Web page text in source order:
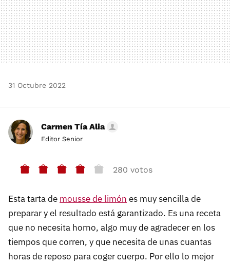
31 Octubre 2022
Carmen Tía Alia
Editor Senior
280 votos
Esta tarta de mousse de limón es muy sencilla de
preparar y el resultado está garantizado. Es una receta
que no necesita horno, algo muy de agradecer en los
tiempos que corren, y que necesita de unas cuantas
horas de reposo para coger cuerpo. Por ello lo mejor